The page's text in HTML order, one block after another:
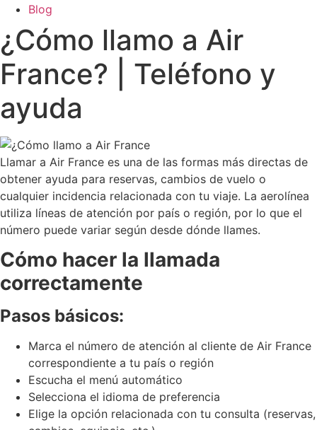
Blog
¿Cómo llamo a Air
France? | Teléfono y
ayuda
Llamar a Air France es una de las formas más directas de
obtener ayuda para reservas, cambios de vuelo o
cualquier incidencia relacionada con tu viaje. La aerolínea
utiliza líneas de atención por país o región, por lo que el
número puede variar según desde dónde llames.
Cómo hacer la llamada
correctamente
Pasos básicos:
Marca el número de atención al cliente de Air France
correspondiente a tu país o región
Escucha el menú automático
Selecciona el idioma de preferencia
Elige la opción relacionada con tu consulta (reservas,